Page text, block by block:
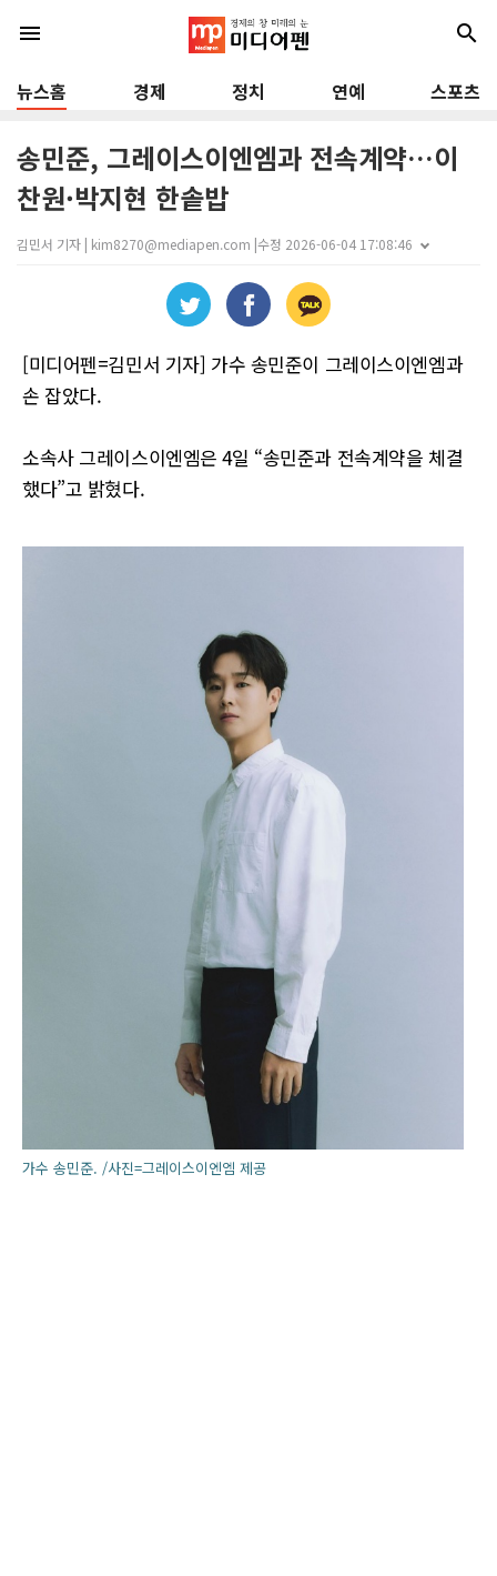
menu search
뉴스홈 경제 정치 연예 스포츠
송민준, 그레이스이엔엠과 전속계약…이
찬원·박지현 한솥밥
김민서 기자 | kim8270@mediapen.com |수정 2026-06-04 17:08:46
[미디어펜=김민서 기자] 가수 송민준이 그레이스이엔엠과
손 잡았다.
소속사 그레이스이엔엠은 4일 “송민준과 전속계약을 체결
했다”고 밝혔다.
가수 송민준. /사진=그레이스이엔엠 제공